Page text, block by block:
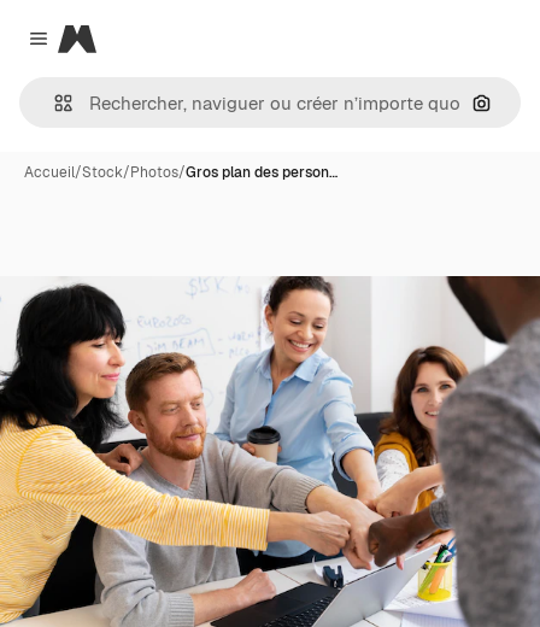
Close menu
Magnific
Accueil/Stock/Photos/Gros plan des person…